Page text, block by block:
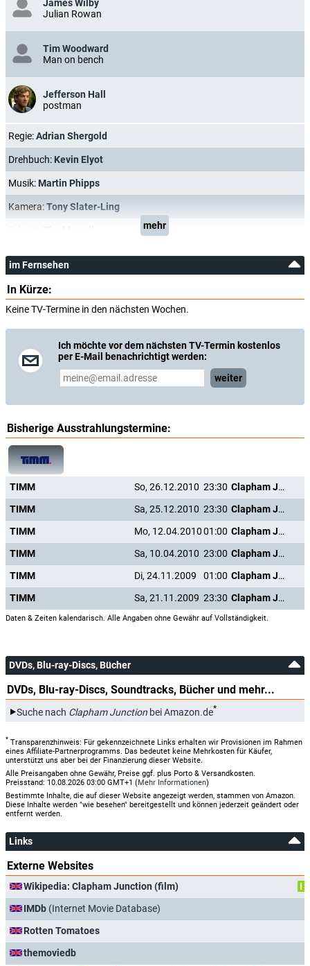
James Wilby
Julian Rowan
Tim Woodward
Man on bench
Jefferson Hall
postman
Regie:Adrian Shergold
Drehbuch: Kevin Elyot
Musik: Martin Phipps
Kamera:Tony Slater-Ling
mehr
im Fernsehen
In Kürze:
Keine TV-Termine in den nächsten Wochen.
Ich möchte vor dem nächsten TV-Termin kostenlos
per E-Mail benachrichtigt werden:
weiter
Bisherige Ausstrahlungstermine:
TIMM So, 26.12.2010 23:30
Clapham Junction
TIMM
Sa, 25.12.2010 23:30
Clapham Junction
TIMM
Mo, 12.04.201001:00
Clapham Junction
TIMM
Sa, 10.04.2010 23:00
Clapham Junction
TIMM
Di, 24.11.2009 01:00
Clapham Junction
TIMM
Sa, 21.11.2009 23:30 Clapham Junction
Daten & Zeiten kalendarisch. Alle Angaben ohne Gewähr auf Vollständigkeit.
DVDs, Blu-ray-Discs, Bücher
DVDs, Blu-ray-Discs, Soundtracks, Bücher und mehr...
Suche nach Clapham Junction bei Amazon.de*
* Transparenzhinweis: Für gekennzeichnete Links erhalten wir Provisionen im Rahmen
eines Affiliate-Partnerprogramms. Das bedeutet keine Mehrkosten für Käufer,
unterstützt uns aber bei der Finanzierung dieser Website.
Alle Preisangaben ohne Gewähr, Preise ggf. plus Porto & Versandkosten.
Preisstand: 10.08.2026 03:00 GMT+1 (Mehr Informationen)
Bestimmte Inhalte, die auf dieser Website angezeigt werden, stammen von Amazon.
Diese Inhalte werden "wie besehen" bereitgestellt und können jederzeit geändert oder
entfernt werden.
Links
Externe Websites
Wikipedia: Clapham Junction (film)
I
IMDb (Internet Movie Database)
Rotten Tomatoes
themoviedb